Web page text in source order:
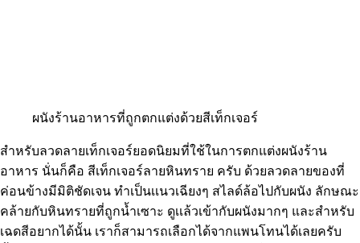
ผนังร้านอาหารที่ถูกตกแต่งด้วยสีเท็กเจอร์
สำหรับลวดลายเท็กเจอร์ยอดนิยมที่ใช้ในการตกแต่งผนังร้าน
อาหาร นั่นก็คือ สีเท็กเจอร์ลายหินทราย ครับ ด้วยลวดลายของที่
ค่อนข้างมีมิติชัดเจน ทำเป็นเเนวเฉียงๆ สไลด์ล้อไปกับผนัง ลักษณะ
คล้ายกับหินทรายที่ถูกน้ำเซาะ ดูเเล้วเข้ากับผนังมากๆ และสำหรับ
เฉดสีอยากได้นั้น เราก็สามารถเลือกได้จากแพนโทนได้เลยครับ